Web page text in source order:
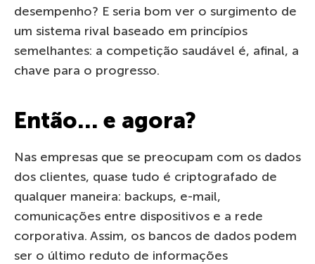
desempenho? E seria bom ver o surgimento de
um sistema rival baseado em princípios
semelhantes: a competição saudável é, afinal, a
chave para o progresso.
Então… e agora?
Nas empresas que se preocupam com os dados
dos clientes, quase tudo é criptografado de
qualquer maneira: backups, e-mail,
comunicações entre dispositivos e a rede
corporativa. Assim, os bancos de dados podem
ser o último reduto de informações